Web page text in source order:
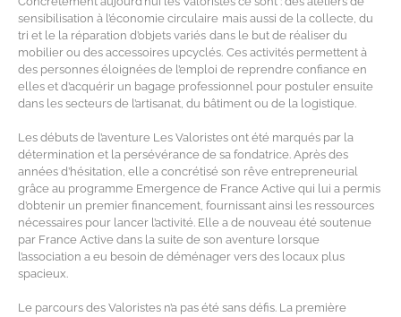
sensibilisation à l’économie circulaire mais aussi de la collecte, du
tri et le la réparation d’objets variés dans le but de réaliser du
mobilier ou des accessoires upcyclés. Ces activités permettent à
des personnes éloignées de l’emploi de reprendre confiance en
elles et d’acquérir un bagage professionnel pour postuler ensuite
dans les secteurs de l’artisanat, du bâtiment ou de la logistique.
Les débuts de l’aventure Les Valoristes ont été marqués par la
détermination et la persévérance de sa fondatrice. Après des
années d’hésitation, elle a concrétisé son rêve entrepreneurial
grâce au programme Emergence de France Active qui lui a permis
d’obtenir un premier financement, fournissant ainsi les ressources
nécessaires pour lancer l’activité. Elle a de nouveau été soutenue
par France Active dans la suite de son aventure lorsque
l’association a eu besoin de déménager vers des locaux plus
spacieux.
Le parcours des Valoristes n’a pas été sans défis. La première